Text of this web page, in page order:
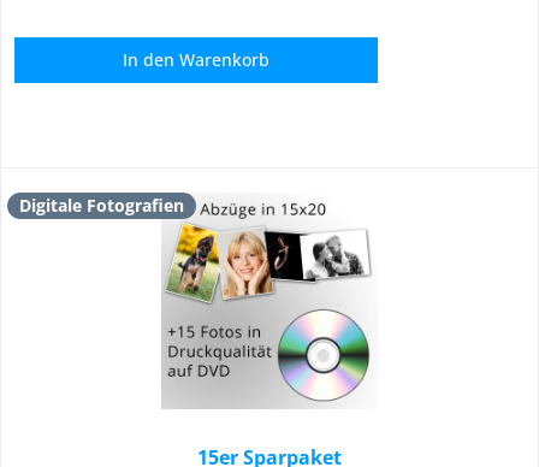
In den Warenkorb
Digitale Fotografien
15er Sparpaket